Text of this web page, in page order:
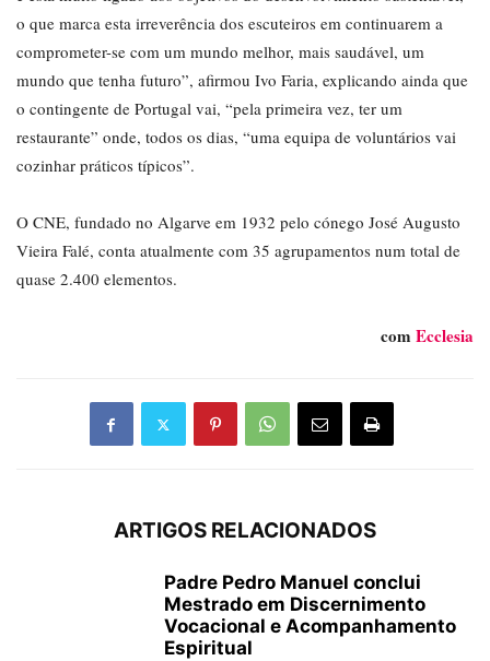
o que marca esta irreverência dos escuteiros em continuarem a
comprometer-se com um mundo melhor, mais saudável, um
mundo que tenha futuro”, afirmou Ivo Faria, explicando ainda que
o contingente de Portugal vai, “pela primeira vez, ter um
restaurante” onde, todos os dias, “uma equipa de voluntários vai
cozinhar práticos típicos”.
O CNE, fundado no Algarve em 1932 pelo cónego José Augusto
Vieira Falé, conta atualmente com 35 agrupamentos num total de
quase 2.400 elementos.
com Ecclesia
ARTIGOS RELACIONADOS
Padre Pedro Manuel conclui
Mestrado em Discernimento
Vocacional e Acompanhamento
Espiritual